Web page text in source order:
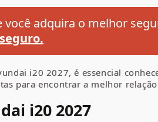
adquira o melhor
i20 2027, é essencial
para encontrar a melhor
i20 2027